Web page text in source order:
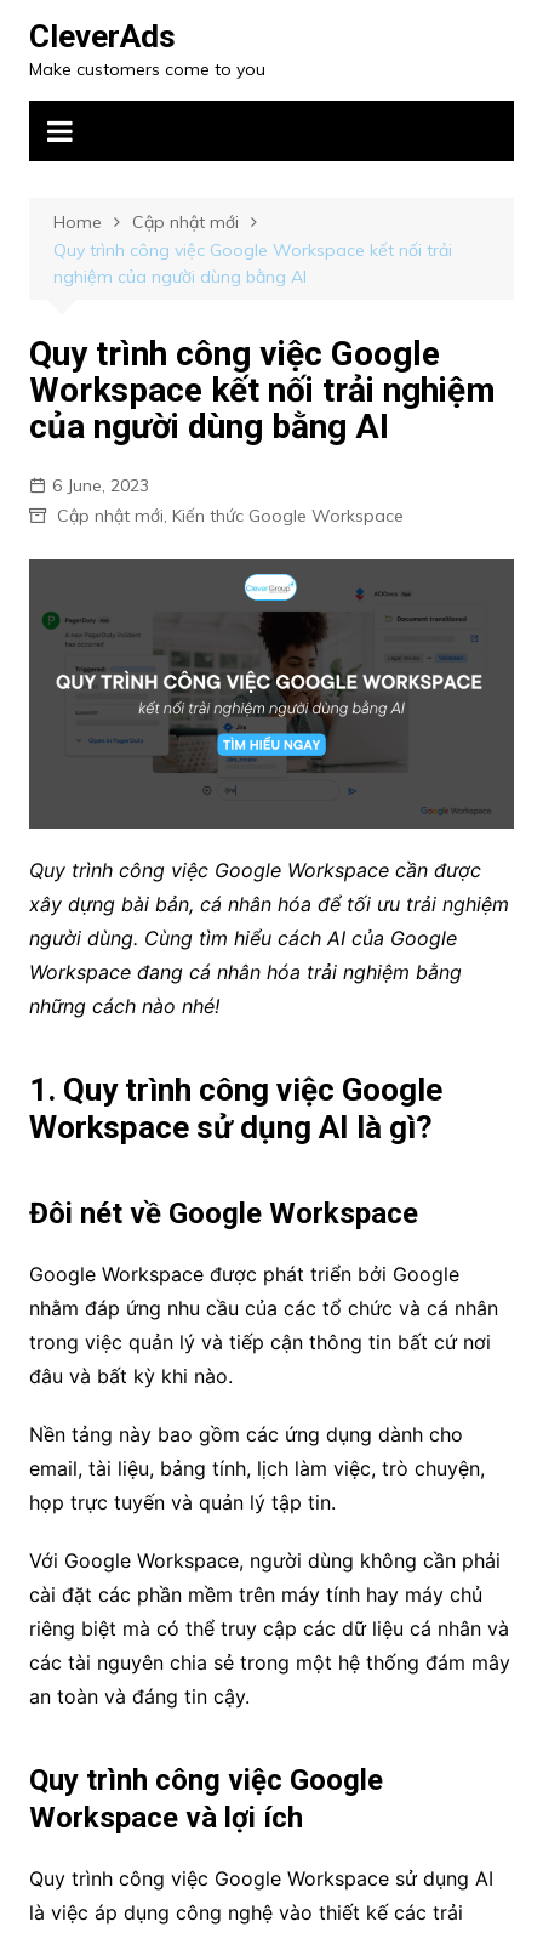
CleverAds
Make customers come to you
Home
Cập nhật mới
Quy trình công việc Google Workspace kết nối trải
nghiệm của người dùng bằng AI
Quy trình công việc Google
Workspace kết nối trải nghiệm
của người dùng bằng AI
6 June, 2023
Cập nhật mới, Kiến thức Google Workspace
Quy trình công việc Google Workspace cần được
xây dựng bài bản, cá nhân hóa để tối ưu trải nghiệm
người dùng. Cùng tìm hiểu cách AI của Google
Workspace đang cá nhân hóa trải nghiệm bằng
những cách nào nhé!
1. Quy trình công việc Google
Workspace sử dụng AI là gì?
Đôi nét về Google Workspace
Google Workspace được phát triển bởi Google
nhằm đáp ứng nhu cầu của các tổ chức và cá nhân
trong việc quản lý và tiếp cận thông tin bất cứ nơi
đâu và bất kỳ khi nào.
Nền tảng này bao gồm các ứng dụng dành cho
email, tài liệu, bảng tính, lịch làm việc, trò chuyện,
họp trực tuyến và quản lý tập tin.
Với Google Workspace, người dùng không cần phải
cài đặt các phần mềm trên máy tính hay máy chủ
riêng biệt mà có thể truy cập các dữ liệu cá nhân và
các tài nguyên chia sẻ trong một hệ thống đám mây
an toàn và đáng tin cậy.
Quy trình công việc Google
Workspace và lợi ích
Quy trình công việc Google Workspace sử dụng AI
là việc áp dụng công nghệ vào thiết kế các trải